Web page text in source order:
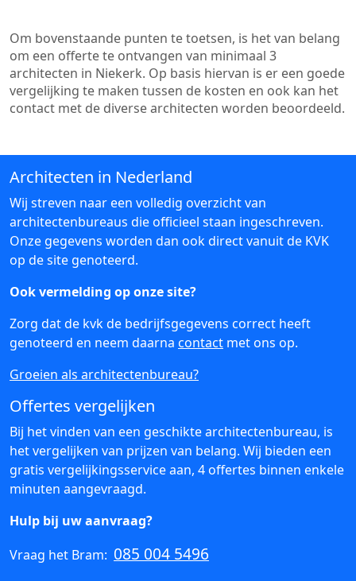
Om bovenstaande punten te toetsen, is het van belang
om een offerte te ontvangen van minimaal 3
architecten in Niekerk. Op basis hiervan is er een goede
vergelijking te maken tussen de kosten en ook kan het
contact met de diverse architecten worden beoordeeld.
Architecten in Nederland
Wij streven naar een volledig overzicht van
architectenbureaus die officieel staan ingeschreven.
Onze gegevens worden dan ook direct vanuit de KVK
op de site genoteerd.
Ook vermelding op onze site?
Zorg dat de kvk de bedrijfsgegevens correct heeft
genoteerd en neem daarna contact met ons op.
Groeien als architectenbureau?
Offertes vergelijken
Bij het vinden van een geschikte architectenbureau, is
het vergelijken van prijzen van belang. Wij bieden een
gratis vergelijkingsservice aan, 4 offertes binnen enkele
minuten aangevraagd.
Hulp bij uw aanvraag?
Vraag het Bram: 085 004 5496